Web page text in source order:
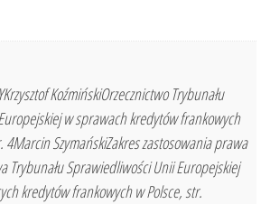
KoźmińskiOrzecznictwo Trybunału
w sprawach kredytów frankowych
SzymańskiZakres zastosowania prawa
Trybunału Sprawiedliwości Unii Europejskiej
kredytów frankowych w Polsce, str.